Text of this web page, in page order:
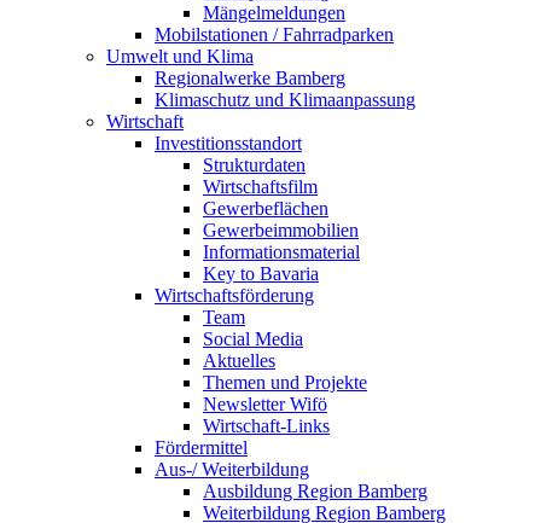
Mängelmeldungen
Mobilstationen / Fahrradparken
Umwelt und Klima
Regionalwerke Bamberg
Klimaschutz und Klimaanpassung
Wirtschaft
Investitionsstandort
Strukturdaten
Wirtschaftsfilm
Gewerbeflächen
Gewerbeimmobilien
Informationsmaterial
Key to Bavaria
Wirtschaftsförderung
Team
Social Media
Aktuelles
Themen und Projekte
Newsletter Wifö
Wirtschaft-Links
Fördermittel
Aus-/ Weiterbildung
Ausbildung Region Bamberg
Weiterbildung Region Bamberg